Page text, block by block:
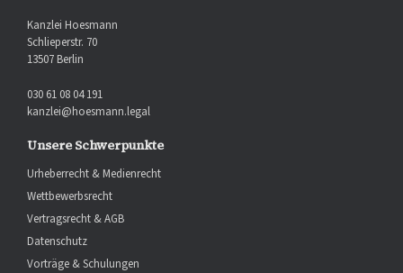
Kanzlei Hoesmann
Schlieperstr. 70
13507 Berlin
030 61 08 04 191
kanzlei@hoesmann.legal
Unsere Schwerpunkte
Urheberrecht & Medienrecht
Wettbewerbsrecht
Vertragsrecht & AGB
Datenschutz
Vorträge & Schulungen